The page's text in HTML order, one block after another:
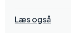
Læs også